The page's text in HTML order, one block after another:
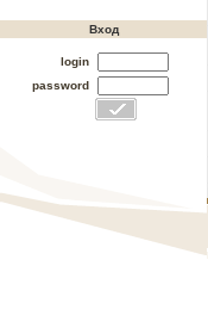
Вход
login
password